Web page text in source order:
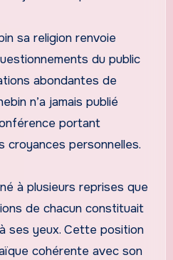
sa religion renvoie
du public
abondantes de
n’a jamais publié
portant
croyances personnelles.
à plusieurs reprises que
de chacun constituait
ses yeux. Cette position
cohérente avec son